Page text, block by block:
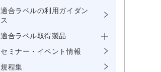
適合ラベルの利用ガイダン
ス
適合ラベル取得製品
セミナー・イベント情報
規程集